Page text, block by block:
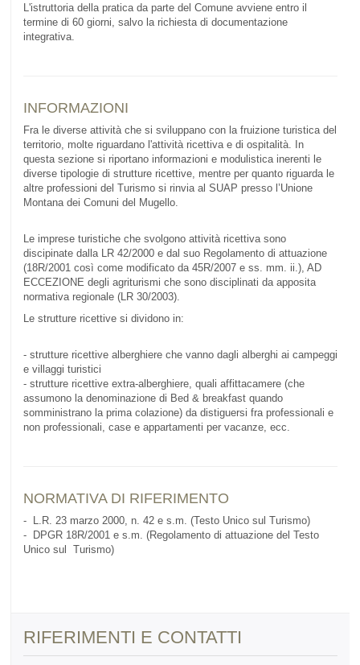
L'istruttoria della pratica da parte del Comune avviene entro il
termine di 60 giorni, salvo la richiesta di documentazione
integrativa.
INFORMAZIONI
Fra le diverse attività che si sviluppano con la fruizione turistica del
territorio, molte riguardano l'attività ricettiva e di ospitalità. In
questa sezione si riportano informazioni e modulistica inerenti le
diverse tipologie di strutture ricettive, mentre per quanto riguarda le
altre professioni del Turismo si rinvia al SUAP presso l’Unione
Montana dei Comuni del Mugello.
Le imprese turistiche che svolgono attività ricettiva sono
discipinate dalla LR 42/2000 e dal suo Regolamento di attuazione
(18R/2001 così come modificato da 45R/2007 e ss. mm. ii.), AD
ECCEZIONE degli agriturismi che sono disciplinati da apposita
normativa regionale (LR 30/2003).
Le strutture ricettive si dividono in:
- strutture ricettive alberghiere che vanno dagli alberghi ai campeggi
e villaggi turistici
- strutture ricettive extra-alberghiere, quali affittacamere (che
assumono la denominazione di Bed & breakfast quando
somministrano la prima colazione) da distiguersi fra professionali e
non professionali, case e appartamenti per vacanze, ecc.
NORMATIVA DI RIFERIMENTO
- L.R. 23 marzo 2000, n. 42 e s.m. (Testo Unico sul Turismo)
- DPGR 18R/2001 e s.m. (Regolamento di attuazione del Testo
Unico sul Turismo)
RIFERIMENTI E CONTATTI